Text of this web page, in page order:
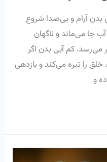
آرام و بی‌صدا شروع
جا می‌ماند و ناگهان
کم آبی بدن اگر
را تیره می‌کند و بازدهی
و